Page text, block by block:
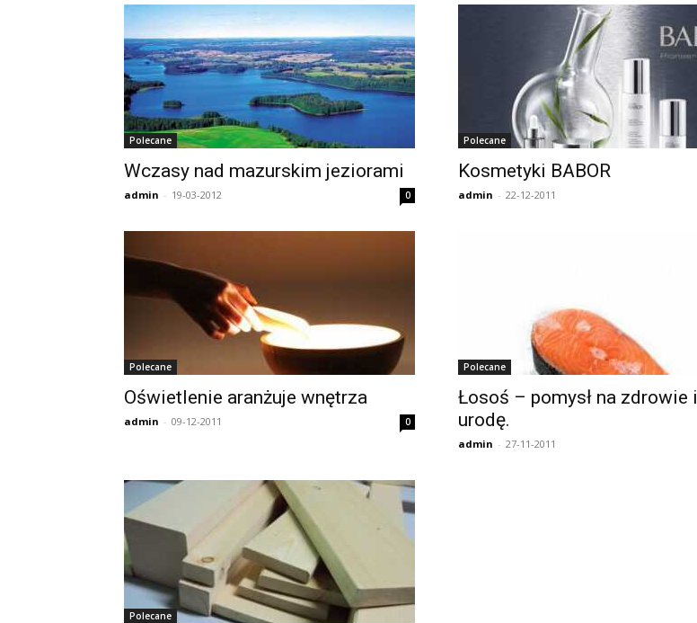
Polecane
Wczasy nad mazurskim jeziorami
admin - 19-03-2012 0
Polecane
Kosmetyki BABOR
admin - 22-12-2011
Polecane
Oświetlenie aranżuje wnętrza
admin - 09-12-2011 0
Polecane
Łosoś – pomysł na zdrowie i
urodę.
admin - 27-11-2011
Polecane